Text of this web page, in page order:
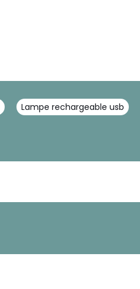
Lampe rechargeable usb